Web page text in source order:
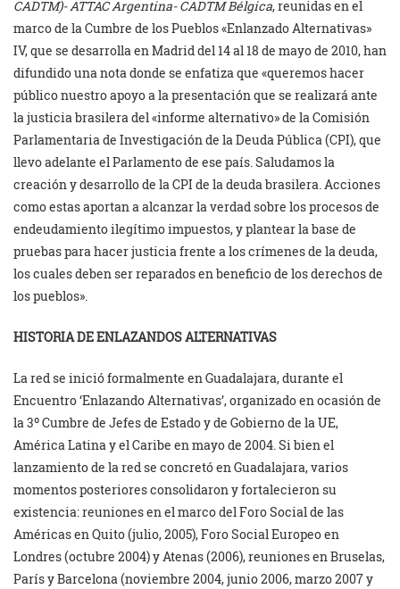
CADTM)- ATTAC Argentina- CADTM Bélgica, reunidas en el
marco de la Cumbre de los Pueblos «Enlanzado Alternativas»
IV, que se desarrolla en Madrid del 14 al 18 de mayo de 2010, han
difundido una nota donde se enfatiza que «queremos hacer
público nuestro apoyo a la presentación que se realizará ante
la justicia brasilera del «informe alternativo» de la Comisión
Parlamentaria de Investigación de la Deuda Pública (CPI), que
llevo adelante el Parlamento de ese país. Saludamos la
creación y desarrollo de la CPI de la deuda brasilera. Acciones
como estas aportan a alcanzar la verdad sobre los procesos de
endeudamiento ilegítimo impuestos, y plantear la base de
pruebas para hacer justicia frente a los crímenes de la deuda,
los cuales deben ser reparados en beneficio de los derechos de
los pueblos».
HISTORIA DE ENLAZANDOS ALTERNATIVAS
La red se inició formalmente en Guadalajara, durante el
Encuentro ‘Enlazando Alternativas’, organizado en ocasión de
la 3º Cumbre de Jefes de Estado y de Gobierno de la UE,
América Latina y el Caribe en mayo de 2004. Si bien el
lanzamiento de la red se concretó en Guadalajara, varios
momentos posteriores consolidaron y fortalecieron su
existencia: reuniones en el marco del Foro Social de las
Américas en Quito (julio, 2005), Foro Social Europeo en
Londres (octubre 2004) y Atenas (2006), reuniones en Bruselas,
París y Barcelona (noviembre 2004, junio 2006, marzo 2007 y